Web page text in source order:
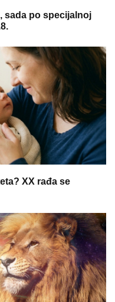
sada po specijalnoj
XX rađa se